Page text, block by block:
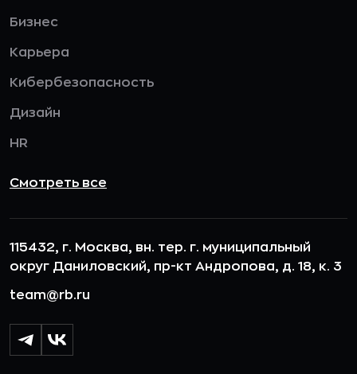
Бизнес
Карьера
Кибербезопасность
Дизайн
HR
Смотреть все
115432, г. Москва, вн. тер. г. муниципальный
округ Даниловский, пр-кт Андропова, д. 18, к. 3
team@rb.ru